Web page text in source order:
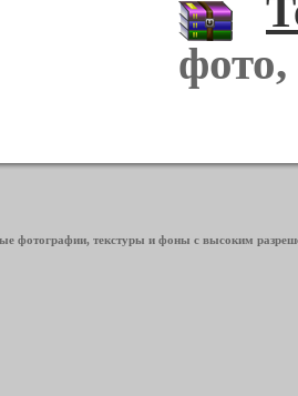
фотографии, текстуры и фоны с высоким